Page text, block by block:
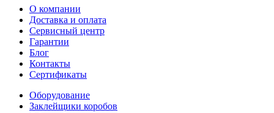
О компании
Доставка и оплата
Сервисный центр
Гарантии
Блог
Контакты
Сертификаты
Оборудование
Заклейщики коробов